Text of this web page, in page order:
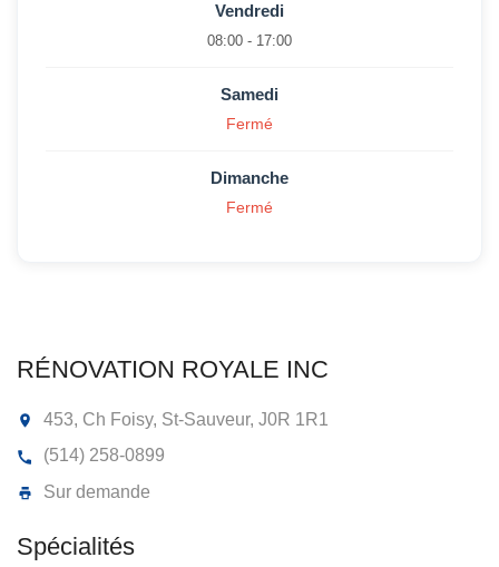
RÉNOVATION ROYALE INC
Vendredi
08:00 - 17:00
Samedi
Fermé
Dimanche
Fermé